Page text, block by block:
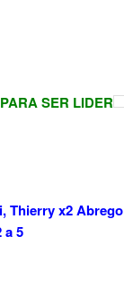
SER LIDER
Thierry x2 Abrego
a 5